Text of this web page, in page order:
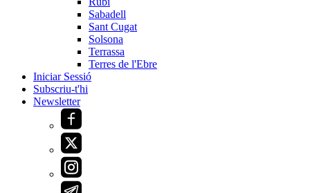
Sabadell
Sant Cugat
Solsona
Terrassa
Terres de l'Ebre
Iniciar Sessió
Subscriu-t'hi
Newsletter